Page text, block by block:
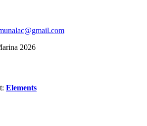
2026
Elements